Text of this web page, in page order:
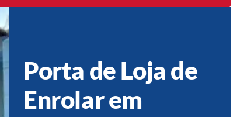
Porta de Loja de
Enrolar em